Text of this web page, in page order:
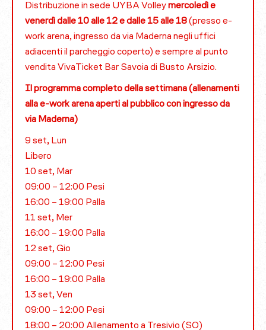
Distribuzione in sede UYBA Volleymercoledì e
venerdì dalle 10 alle 12 e dalle 15 alle 18(presso e-
work arena, ingresso da via Maderna negli uffici
adiacenti il parcheggio coperto) e sempre al punto
vendita VivaTicket Bar Savoia di Busto Arsizio.
Il programma completo della settimana (allenamenti
alla e-work arena aperti al pubblico con ingresso da
via Maderna)
9 set, Lun
Libero
10 set, Mar
09:00 – 12:00 Pesi
16:00 – 19:00 Palla
11 set, Mer
16:00 – 19:00 Palla
12 set, Gio
09:00 – 12:00 Pesi
16:00 – 19:00 Palla
13 set, Ven
09:00 – 12:00 Pesi
18:00 – 20:00 Allenamento a Tresivio (SO)